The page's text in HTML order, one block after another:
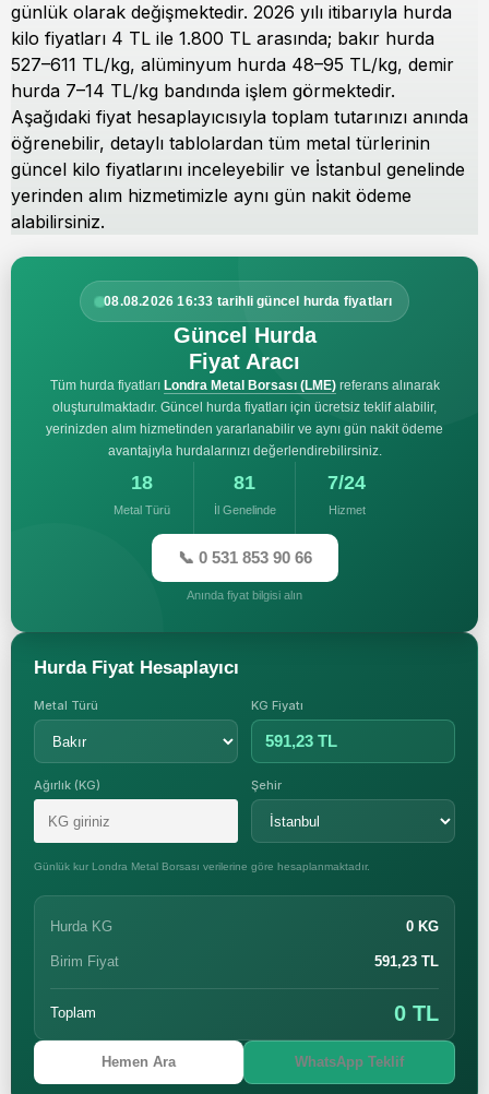
günlük olarak değişmektedir. 2026 yılı itibarıyla hurda
kilo fiyatları 4 TL ile 1.800 TL arasında; bakır hurda
527–611 TL/kg, alüminyum hurda 48–95 TL/kg, demir
hurda 7–14 TL/kg bandında işlem görmektedir.
Aşağıdaki fiyat hesaplayıcısıyla toplam tutarınızı anında
öğrenebilir, detaylı tablolardan tüm metal türlerinin
güncel kilo fiyatlarını inceleyebilir ve İstanbul genelinde
yerinden alım hizmetimizle aynı gün nakit ödeme
alabilirsiniz.
08.08.2026 16:33 tarihli güncel hurda fiyatları
Güncel Hurda
Fiyat Aracı
Tüm hurda fiyatları Londra Metal Borsası (LME)referans alınarak
oluşturulmaktadır. Güncel hurda fiyatları için ücretsiz teklif alabilir,
yerinizden alım hizmetinden yararlanabilir ve aynı gün nakit ödeme
avantajıyla hurdalarınızı değerlendirebilirsiniz.
18
Metal Türü
81
İl Genelinde
7/24
Hizmet
📞 0 531 853 90 66
Anında fiyat bilgisi alın
Hurda Fiyat Hesaplayıcı
Metal Türü KG Fiyatı
591,23 TL
Ağırlık (KG) Şehir
Günlük kur Londra Metal Borsası verilerine göre hesaplanmaktadır.
Hurda KG 0 KG
Birim Fiyat 591,23 TL
Toplam 0 TL
Hemen Ara WhatsApp Teklif